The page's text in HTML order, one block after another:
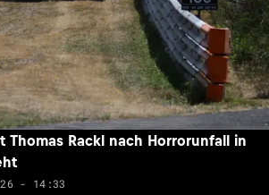
Thomas Rackl nach Horrorunfall in
- 14:33